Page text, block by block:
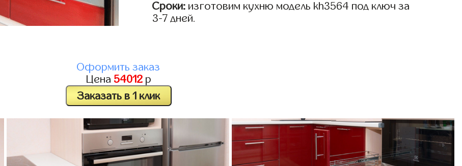
Сроки: изготовим кухню модель kh3564 под ключ за
3-7 дней.
Оформить заказ
Цена 54012р
Заказать в 1 клик